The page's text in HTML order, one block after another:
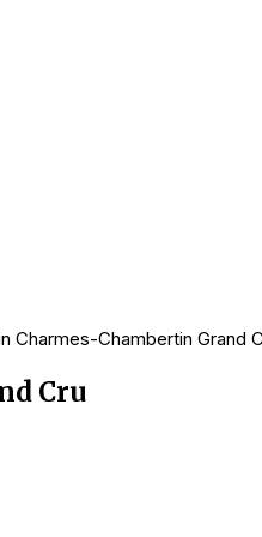
Charmes-Chambertin Grand
Cru